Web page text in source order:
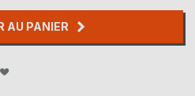
AU PANIER